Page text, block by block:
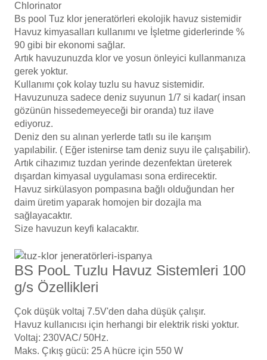
Ayak Dezenfektanı
e Pool Expert
Havuz Filtre
Havuz Kış Kimyasalı
Kalsiyum Hipoklorit
Süper Pool
Temizleyici
Havuz
Bahçe Süs Havuzu
Endüstriyel Blower
Ayak Havuzu
Bahçe Havuz
Havuz Robotu Yedek
Dalgıç Pompa
Havuz Güvenlik
Chlorinator
Bs pool Tuz klor jeneratörleri ekolojik havuz sistemidir
Havuz kimyasalları kullanımı ve İşletme giderlerinde %
90 gibi bir ekonomi sağlar.
Artık havuzunuzda klor ve yosun önleyici kullanmanıza
gerek yoktur.
Kullanımı çok kolay tuzlu su havuz sistemidir.
Havuzunuza sadece deniz suyunun 1/7 si kadar( insan
gözünün hissedemeyeceği bir oranda) tuz ilave
ediyoruz.
Deniz den su alınan yerlerde tatlı su ile karışım
yapılabilir. ( Eğer istenirse tam deniz suyu ile çalışabilir).
Artık cihazımız tuzdan yerinde dezenfektan üreterek
dışardan kimyasal uygulaması sona erdirecektir.
Havuz sirkülasyon pompasına bağlı olduğundan her
daim üretim yaparak homojen bir dozajla ma
sağlayacaktır.
Size havuzun keyfi kalacaktır.
BS PooL Tuzlu Havuz Sistemleri 100
g/s Özellikleri
Çok düşük voltaj 7.5V'den daha düşük çalışır.
Havuz kullanıcısı için herhangi bir elektrik riski yoktur.
Voltaj: 230VAC/ 50Hz.
Maks. Çıkış gücü: 25 A hücre için 550 W